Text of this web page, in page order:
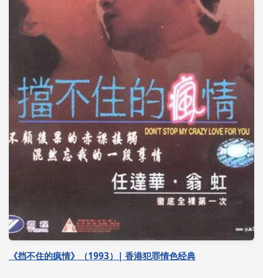
《挡不住的疯情》（1993）| 香港犯罪情色经典